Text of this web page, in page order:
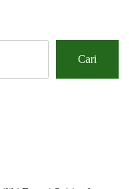
Cari